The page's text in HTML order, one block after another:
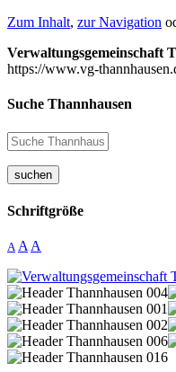
Zum Inhalt, zur Navigation
Verwaltungsgemeinschaft
https://www.vg-
Suche Thannhausen
suchen
Schriftgröße
A A A